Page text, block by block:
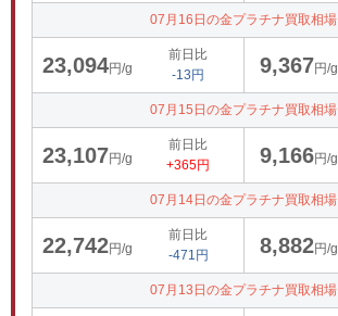
07月16日の金プラチナ買取相場
23,094円/g
前日比
-13円
9,367円/g
07月15日の金プラチナ買取相場
23,107円/g
前日比
+365円
9,166円/g
07月14日の金プラチナ買取相場
22,742円/g
前日比
-471円
8,882円/g
07月13日の金プラチナ買取相場